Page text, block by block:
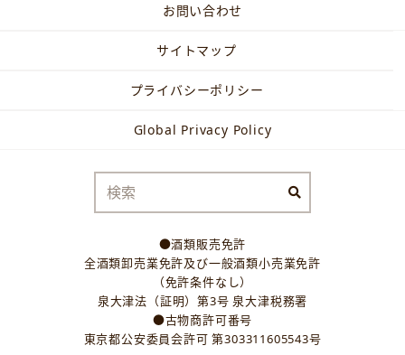
お問い合わせ
サイトマップ
プライバシーポリシー
Global Privacy Policy
●酒類販売免許
全酒類卸売業免許及び一般酒類小売業免許
（免許条件なし）
泉大津法（証明）第3号 泉大津税務署
●古物商許可番号
東京都公安委員会許可 第303311605543号